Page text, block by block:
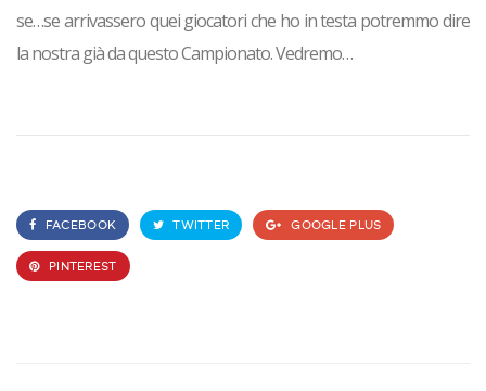
se…se arrivassero quei giocatori che ho in testa potremmo dire
la nostra già da questo Campionato. Vedremo…
FACEBOOK TWITTER GOOGLE PLUS
PINTEREST